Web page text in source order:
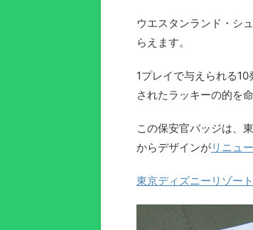
ウエスタンランド・シ
らえます。
1プレイで与えられる
されたラッキーの的を
この保安官バッジは、
からデザインがリニュ
東京ディズニーリゾー